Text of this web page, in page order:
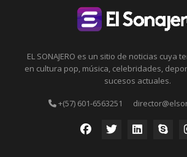
EL SONAJERO es un sitio de noticias cuya
en cultura pop, música, celebridades,
sucesos actuales.
+(57) 601-6563251